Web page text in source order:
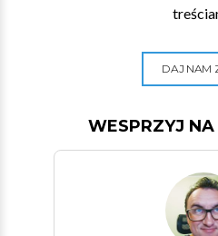
DAJ NAM
WESPRZYJ